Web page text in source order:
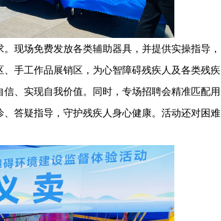
现场免费发放各类辅助器具，并提供实操指导，
手工作品展销区，为心智障碍残疾人及各类残疾
、实现自我价值。同时，专场招聘会精准匹配用
答疑指导，守护残疾人身心健康。活动还对困难